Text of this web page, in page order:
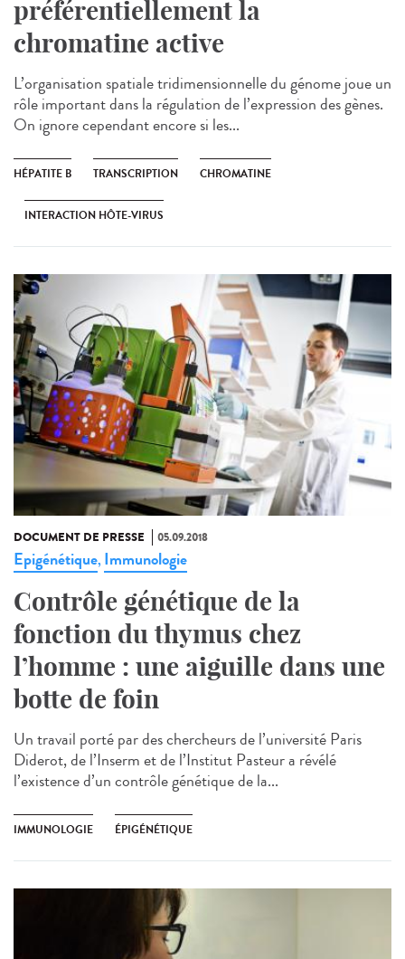
préférentiellement la
chromatine active
L’organisation spatiale tridimensionnelle du génome joue un
rôle important dans la régulation de l’expression des gènes.
On ignore cependant encore si les...
HÉPATITE B TRANSCRIPTION CHROMATINE
INTERACTION HÔTE-VIRUS
DOCUMENT DE PRESSE 05.09.2018
Epigénétique, Immunologie
Contrôle génétique de la
fonction du thymus chez
l’homme : une aiguille dans une
botte de foin
Un travail porté par des chercheurs de l’université Paris
Diderot, de l’Inserm et de l’Institut Pasteur a révélé
l’existence d’un contrôle génétique de la...
IMMUNOLOGIE ÉPIGÉNÉTIQUE